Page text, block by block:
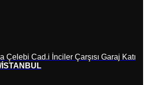
Çelebi Cad.i İnciler Çarşısı Garaj Katı